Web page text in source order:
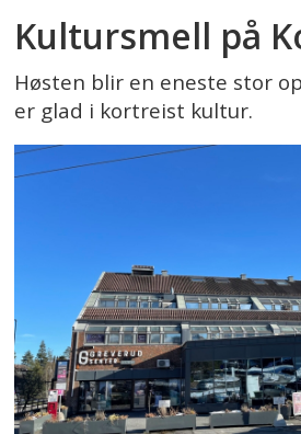
Kultursmell på
Høsten blir en eneste stor
er glad i kortreist kultur.